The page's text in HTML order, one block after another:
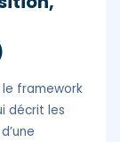
framework
décrit les